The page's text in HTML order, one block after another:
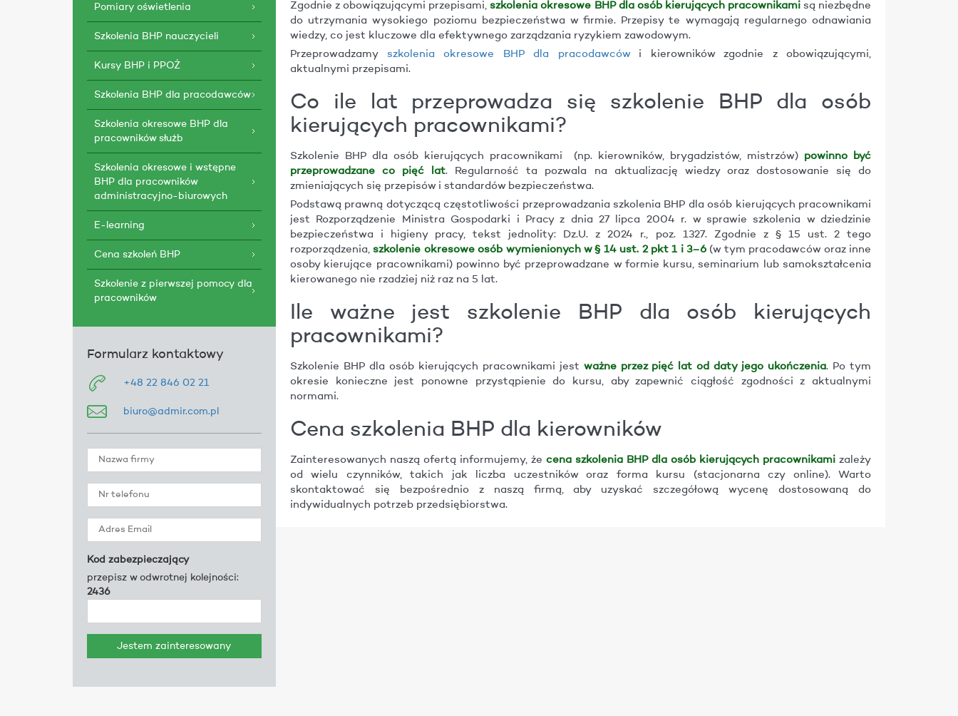
Pomiary oświetlenia
Szkolenia BHP nauczycieli
Kursy BHP i PPOŻ
Szkolenia BHP dla pracodawców
Szkolenia okresowe BHP dla
pracowników służb
Szkolenia okresowe i wstępne
BHP dla pracowników
administracyjno-biurowych
E-learning
Cena szkoleń BHP
Szkolenie z pierwszej pomocy dla
pracowników
Formularz kontaktowy
+48 22 846 02 21
biuro@admir.com.pl
Kod zabezpieczający
przepisz w odwrotnej kolejności:
2436
Zgodnie z obowiązującymi przepisami,szkolenia okresowe BHP dla osób kierujących pracownikamisą niezbędne
do utrzymania wysokiego poziomu bezpieczeństwa w firmie. Przepisy te wymagają regularnego odnawiania
wiedzy, co jest kluczowe dla efektywnego zarządzania ryzykiem zawodowym.
Przeprowadzamy szkolenia okresowe BHP dla pracodawcówi kierowników zgodnie z obowiązującymi,
aktualnymi przepisami.
Co ile lat przeprowadza się szkolenie BHP dla osób
kierujących pracownikami?
Szkolenie BHP dla osób kierujących pracownikami (np. kierowników, brygadzistów, mistrzów) powinno być
przeprowadzane co pięć lat. Regularność ta pozwala na aktualizację wiedzy oraz dostosowanie się do
zmieniających się przepisów i standardów bezpieczeństwa.
Podstawą prawną dotyczącą częstotliwości przeprowadzania szkolenia BHP dla osób kierujących pracownikami
jest Rozporządzenie Ministra Gospodarki i Pracy z dnia 27 lipca 2004 r. w sprawie szkolenia w dziedzinie
bezpieczeństwa i higieny pracy, tekst jednolity: Dz.U. z 2024 r., poz. 1327. Zgodnie z § 15 ust. 2 tego
rozporządzenia,szkolenie okresowe osób wymienionych w § 14 ust. 2 pkt 1 i 3–6 (w tym pracodawców oraz inne
osoby kierujące pracownikami) powinno być przeprowadzane w formie kursu, seminarium lub samokształcenia
kierowanego nie rzadziej niż raz na 5 lat.
Ile ważne jest szkolenie BHP dla osób kierujących
pracownikami?
Szkolenie BHP dla osób kierujących pracownikami jest ważne przez pięć lat od daty jego ukończenia. Po tym
okresie konieczne jest ponowne przystąpienie do kursu, aby zapewnić ciągłość zgodności z aktualnymi
normami.
Cena szkolenia BHP dla kierowników
Zainteresowanych naszą ofertą informujemy, że cena szkolenia BHP dla osób kierujących pracownikami zależy
od wielu czynników, takich jak liczba uczestników oraz forma kursu (stacjonarna czy online). Warto
skontaktować się bezpośrednio z naszą firmą, aby uzyskać szczegółową wycenę dostosowaną do
indywidualnych potrzeb przedsiębiorstwa.